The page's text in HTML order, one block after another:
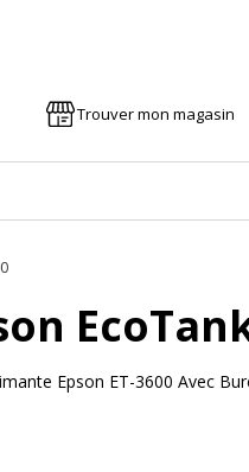
Trouver mon magasin
Epson ET-3600 Avec